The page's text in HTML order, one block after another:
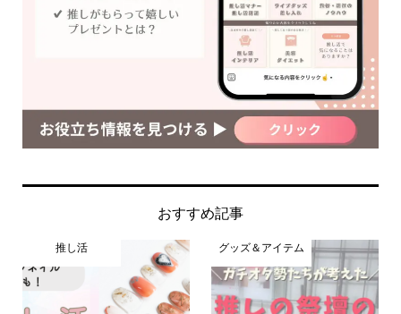
おすすめ記事
推し活 グッズ＆アイテム